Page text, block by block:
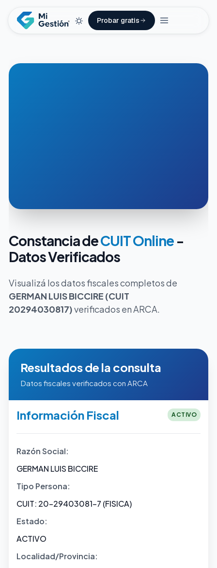
Probar gratis
Constancia deCUIT Online -
Datos Verificados
Visualizá los datos fiscales completos de
GERMAN LUIS BICCIRE (CUIT
20294030817)verificados en ARCA.
Resultados de la consulta
Datos fiscales verificados con ARCA
Información Fiscal ACTIVO
Razón Social:
GERMAN LUIS BICCIRE
Tipo Persona:
CUIT: 20-29403081-7 (FISICA)
Estado:
ACTIVO
Localidad/Provincia: